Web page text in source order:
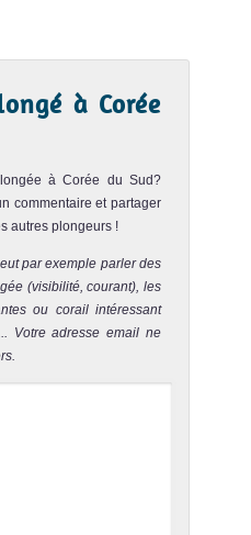
à Corée
à Corée du Sud?
commentaire et partager
autres plongeurs !
par exemple parler des
(visibilité, courant), les
ou corail intéressant
Votre adresse email ne